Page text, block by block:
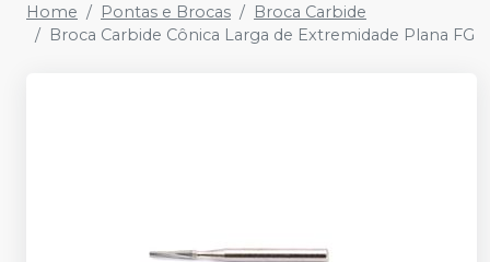
Home Pontas e Brocas
Broca Carbide
Broca Carbide Cônica Larga de Extremidade Plana FG